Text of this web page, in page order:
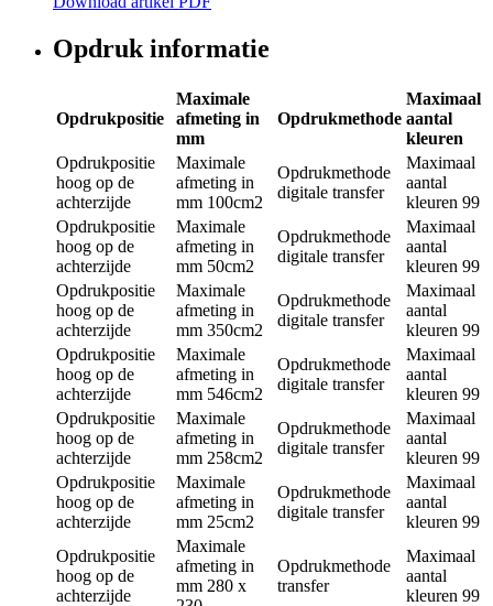
Opdruk informatie
Opdrukpositie
Maximale
afmeting in
mm
Opdrukmethode
Maximaal
aantal
kleuren
Opdrukpositie
hoog op de
achterzijde
Maximale
afmeting in
mm 100cm2
Opdrukmethode
digitale transfer
Maximaal
aantal
kleuren 99
Opdrukpositie
hoog op de
achterzijde
Maximale
afmeting in
mm 50cm2
Opdrukmethode
digitale transfer
Maximaal
aantal
kleuren 99
Opdrukpositie
hoog op de
achterzijde
Maximale
afmeting in
mm 350cm2
Opdrukmethode
digitale transfer
Maximaal
aantal
kleuren 99
Opdrukpositie
hoog op de
achterzijde
Maximale
afmeting in
mm 546cm2
Opdrukmethode
digitale transfer
Maximaal
aantal
kleuren 99
Opdrukpositie
hoog op de
achterzijde
Maximale
afmeting in
mm 258cm2
Opdrukmethode
digitale transfer
Maximaal
aantal
kleuren 99
Opdrukpositie
hoog op de
achterzijde
Maximale
afmeting in
mm 25cm2
Opdrukmethode
digitale transfer
Maximaal
aantal
kleuren 99
Opdrukpositie
hoog op de
achterzijde
Maximale
afmeting in
mm 280 x
Opdrukmethode
transfer
Maximaal
aantal
kleuren 99